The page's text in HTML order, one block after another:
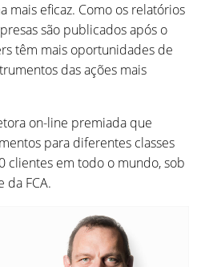
mais eficaz. Como os relatórios
são publicados após o
têm mais oportunidades de
das ações mais
on-line premiada que
para diferentes classes
clientes em todo o mundo, sob
da FCA.